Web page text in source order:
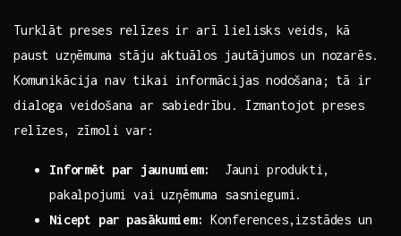
Turklāt preses relīzes ir arī lielisks veids, kā
⁢paust uzņēmuma stāju aktuālos jautājumos un nozarēs.‍
Komunikācija nav tikai⁢ informācijas nodošana; tā ir
dialoga veidošana ar sabiedrību. Izmantojot preses ​
relīzes, zīmoli var:
Informēt⁢ par jaunumiem:
⁢ Jauni produkti,
pakalpojumi vai uzņēmuma sasniegumi.
Nicept par pasākumiem: Konferences,izstādes un